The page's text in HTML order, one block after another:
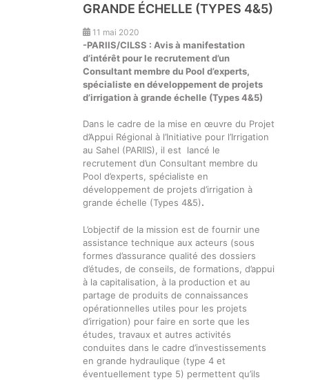
GRANDE ÉCHELLE (TYPES 4&5)
11 mai 2020
-PARIIS/CILSS : Avis à manifestation
d’intérêt pour le recrutement d’un
Consultant membre du Pool d’experts,
spécialiste en développement de projets
d’irrigation à grande échelle (Types 4&5)
Dans le cadre de la mise en œuvre du Projet
d’Appui Régional à l’Initiative pour l’Irrigation
au Sahel (PARIIS), il est lancé le
recrutement d’un Consultant membre du
Pool d’experts, spécialiste en
développement de projets d’irrigation à
grande échelle (Types 4&5).
L’objectif de la mission est de fournir une
assistance technique aux acteurs (sous
formes d’assurance qualité des dossiers
d’études, de conseils, de formations, d’appui
à la capitalisation, à la production et au
partage de produits de connaissances
opérationnelles utiles pour les projets
d’irrigation) pour faire en sorte que les
études, travaux et autres activités
conduites dans le cadre d’investissements
en grande hydraulique (type 4 et
éventuellement type 5) permettent qu’ils